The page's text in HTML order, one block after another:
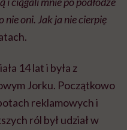
nie oni. Jak ja nie cierpię
14 lat i była z
Jorku. Początkowo
reklamowych i
ról był udział w